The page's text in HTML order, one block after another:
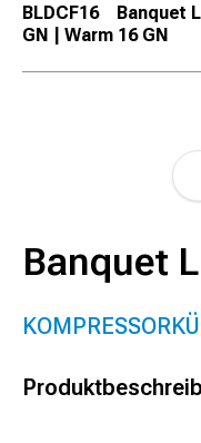
Banquet
BLDCF16
Banquet
GN | Warm 16 GN